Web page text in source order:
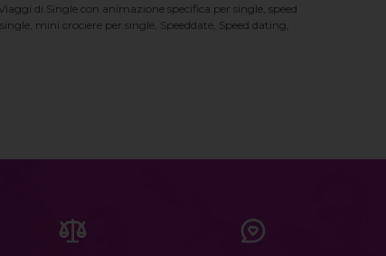
di Single con animazione specifica per single, speed
mini crociere per single, Speeddate, Speed dating,